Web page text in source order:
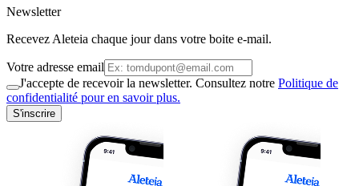
Newsletter
Recevez Aleteia chaque jour dans votre boite e-mail.
Votre adresse email
J'accepte de recevoir la newsletter. Consultez notre Politique de
confidentialité pour en savoir plus.
S'inscrire